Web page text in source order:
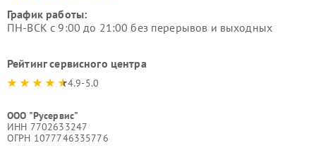
График работы:
ПН-ВСК с 9:00 до 21:00 без перерывов и выходных
Рейтинг сервисного центра
4.9-5.0
ООО "Русервис"
ИНН 7702633247
ОГРН 1077746335776